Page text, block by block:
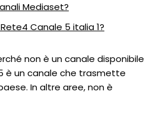
Mediaset?
Canale 5 italia 1?
non è un canale disponibile
è un canale che trasmette
In altre aree, non è